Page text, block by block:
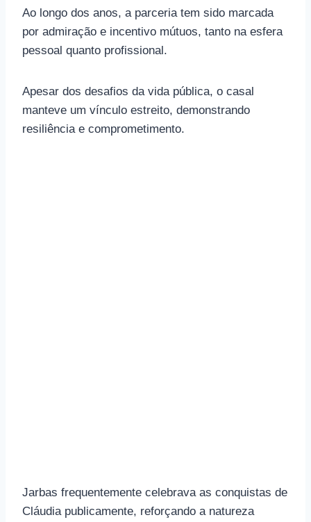
Ao longo dos anos, a parceria tem sido marcada
por admiração e incentivo mútuos, tanto na esfera
pessoal quanto profissional.
Apesar dos desafios da vida pública, o casal
manteve um vínculo estreito, demonstrando
resiliência e comprometimento.
Jarbas frequentemente celebrava as conquistas de
Cláudia publicamente, reforçando a natureza